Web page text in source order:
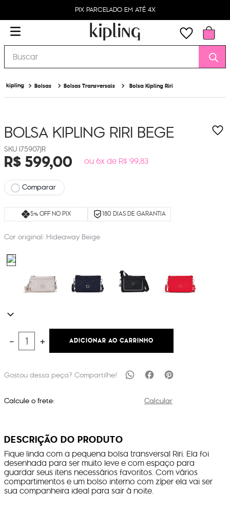
PIX PARCELADO EM ATÉ 4X
Buscar
Bolsas Bolsas Transversais Bolsa Kipling Riri
BOLSA KIPLING RIRI BEGE
I75907JR
R$599,00 ou 6x de R$ 99,83
Comparar
5% OFF NO PIX 180 DIAS DE GARANTIA
Cor original: Hideaway Beige
＋
－ ADICIONAR AO CARRINHO
Calcule o frete: Calcular
DESCRIÇÃO DO PRODUTO
Fique linda com a pequena bolsa transversal Riri. Ela foi
desenhada para ser muito leve e com espaço para
guardar seus itens necessários favoritos. Com vários
compartimentos e um bolso interno com zíper ela vai ser
sua companheira ideal para sair à noite.